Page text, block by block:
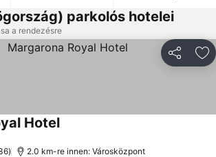
parkolós hotelei
a rendezésre
Hotel
2.0 km-re innen: Városközpont